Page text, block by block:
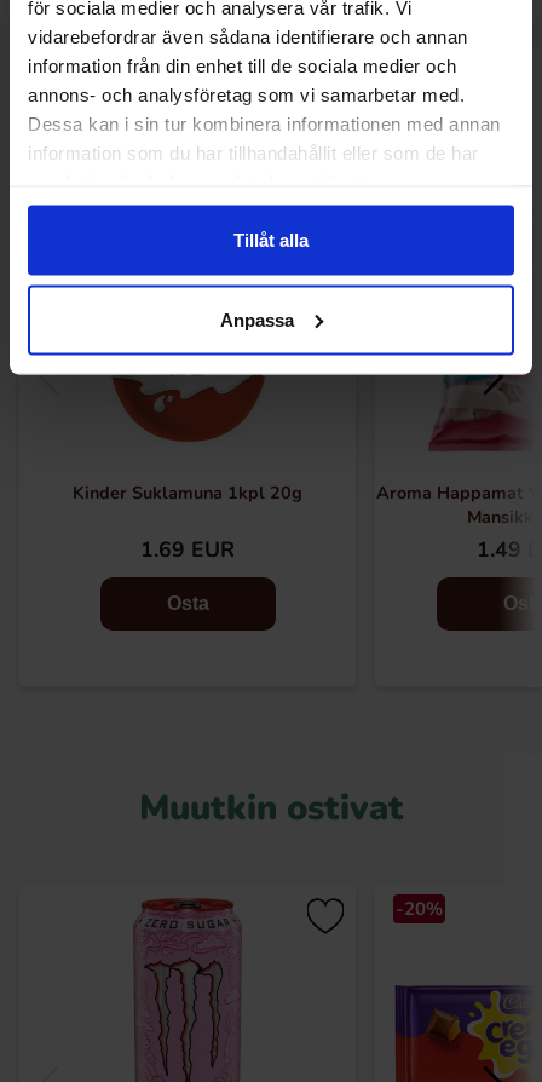
för sociala medier och analysera vår trafik. Vi
vidarebefordrar även sådana identifierare och annan
information från din enhet till de sociala medier och
annons- och analysföretag som vi samarbetar med.
Dessa kan i sin tur kombinera informationen med annan
information som du har tillhandahållit eller som de har
Tillåt alla
Anpassa
Muut pitivät
Kinder Suklamuna 1kpl 20g
1.69 EUR
Osta
Aroma Happamat
1.49
Muutkin ostivat
-20%